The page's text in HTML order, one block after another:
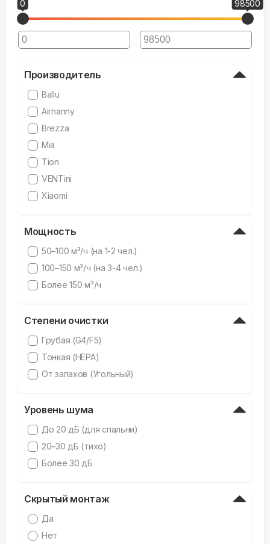
0 98500
Производитель
Ballu
Airnanny
Brezza
Mia
Tion
VENTini
Xiaomi
Мощность
50–100 м³/ч (на 1-2 чел.)
100–150 м³/ч (на 3-4 чел.)
Более 150 м³/ч
Степени очистки
Грубая (G4/F5)
Тонкая (HEPA)
От запахов (Угольный)
Уровень шума
До 20 дБ (для спальни)
20–30 дБ (тихо)
Более 30 дБ
Скрытый монтаж
Да
Нет